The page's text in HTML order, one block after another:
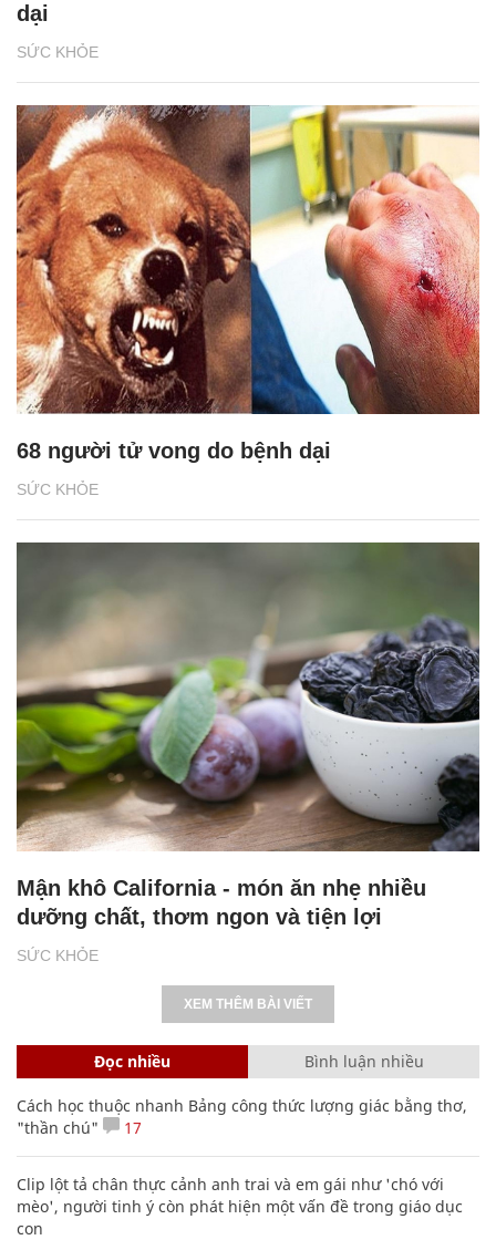
SỨC KHỎE
dại
SỨC KHỎE
68 người tử vong do bệnh dại
SỨC KHỎE
Mận khô California - món ăn nhẹ nhiều
dưỡng chất, thơm ngon và tiện lợi
XEM THÊM BÀI VIẾT
Đọc nhiều Bình luận nhiều
Cách học thuộc nhanh Bảng công thức lượng giác bằng thơ,
"thần chú"
17
Clip lột tả chân thực cảnh anh trai và em gái như 'chó với
mèo', người tinh ý còn phát hiện một vấn đề trong giáo dục
con